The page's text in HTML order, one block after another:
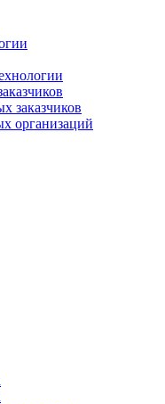
заказчиков
организаций